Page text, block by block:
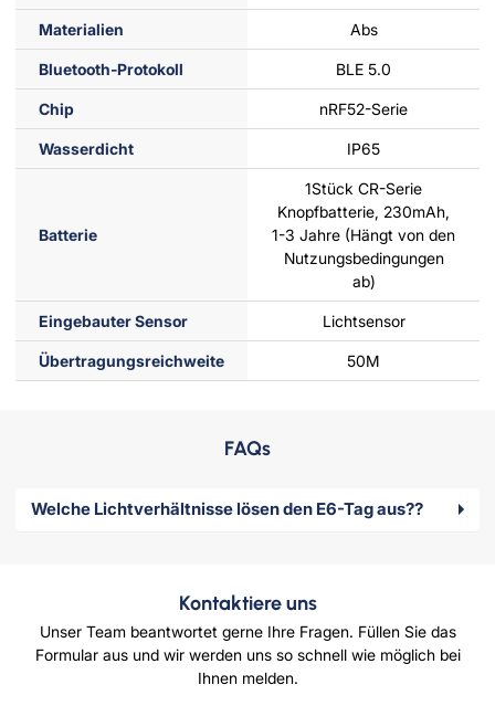
Materialien Abs
Bluetooth-Protokoll BLE 5.0
Chip nRF52-Serie
Wasserdicht IP65
Batterie
1Stück CR-Serie
Knopfbatterie, 230mAh,
1-3 Jahre (Hängt von den
Nutzungsbedingungen
ab)
Eingebauter Sensor Lichtsensor
Übertragungsreichweite 50M
FAQs
Welche Lichtverhältnisse lösen den E6-Tag aus??
Kontaktiere uns
Unser Team beantwortet gerne Ihre Fragen. Füllen Sie das
Formular aus und wir werden uns so schnell wie möglich bei
Ihnen melden.